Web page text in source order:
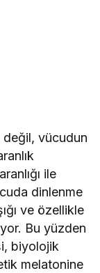
değil, vücudun
ile
dinlenme
ve özellikle
Bu yüzden
biyolojik
melatonine